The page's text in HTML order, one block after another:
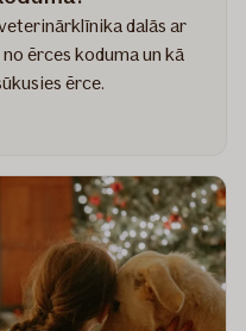
dalās ar
ērces koduma un kā
ērce.